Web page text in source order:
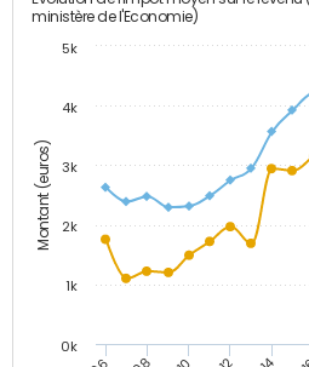
Montant (euros)
ministère de l'Economie)
0k
1k
2k
3k
4k
5k